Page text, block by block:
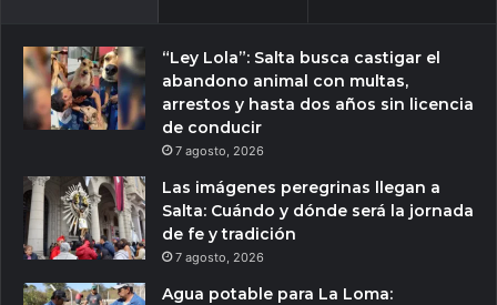
“Ley Lola”: Salta busca castigar el
abandono animal con multas,
arrestos y hasta dos años sin licencia
de conducir
7 agosto, 2026
Las imágenes peregrinas llegan a
Salta: Cuándo y dónde será la jornada
de fe y tradición
7 agosto, 2026
Agua potable para La Loma: